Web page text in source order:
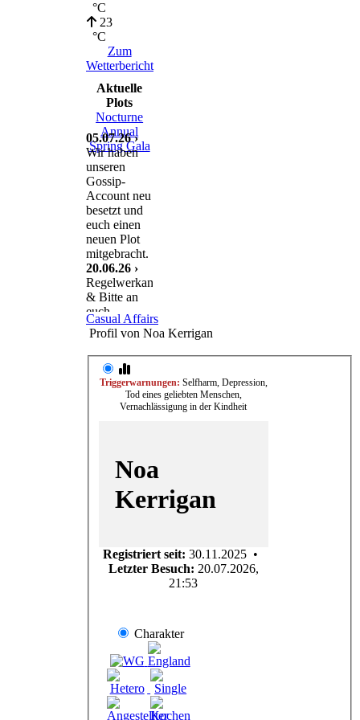
°C
23
°C
Zum
Wetterbericht
Aktuelle
Plots
Nocturne
Annual
Spring Gala
05.07.26 ›
Wir haben
unseren
Gossip-
Account neu
besetzt und
euch einen
neuen Plot
mitgebracht.
20.06.26 ›
Regelwerkanpassung
& Bitte an
euch
11.06.26 ›
Nach einem
traurigen
Teamabschied
haben wir
freudigen
ist da: wir
gewinnen
dafür den
auf euer
ein und
bringen
ebenso
kleine
Änderungen
Casual Affairs
Profil von Noa Kerrigan
Triggerwarnungen: Selfharm, Depression,
Tod eines geliebten Menschen,
Vernachlässigung in der Kindheit
Noa
Kerrigan
Registriert seit: 30.11.2025 •
Letzter Besuch: 20.07.2026,
21:53
Charakter